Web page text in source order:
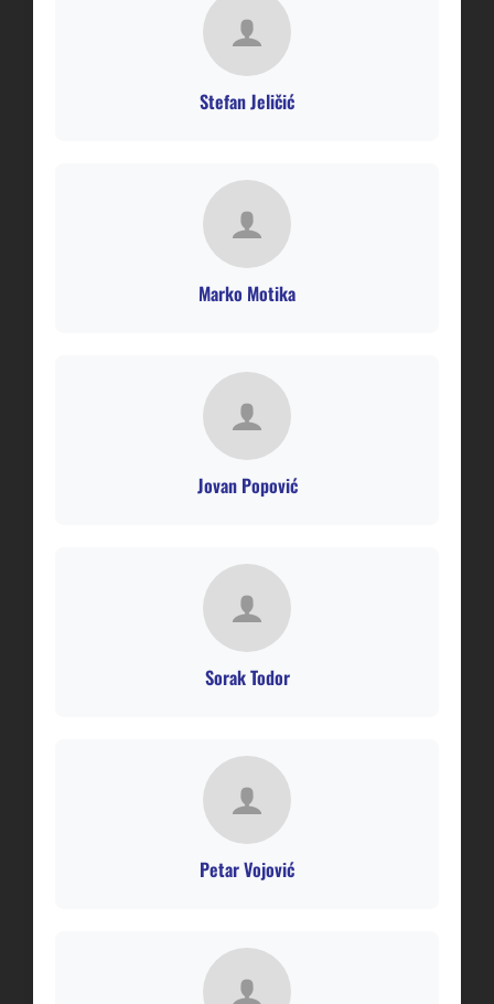
Stefan Jeličić
Marko Motika
Jovan Popović
Sorak Todor
Petar Vojović